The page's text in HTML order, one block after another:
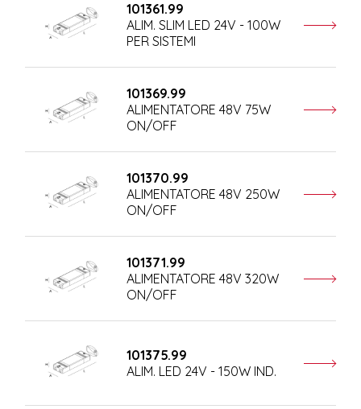
101361.99
ALIM. SLIM LED 24V - 100W
PER SISTEMI
101369.99
ALIMENTATORE 48V 75W
ON/OFF
101370.99
ALIMENTATORE 48V 250W
ON/OFF
101371.99
ALIMENTATORE 48V 320W
ON/OFF
101375.99
ALIM. LED 24V - 150W IND.